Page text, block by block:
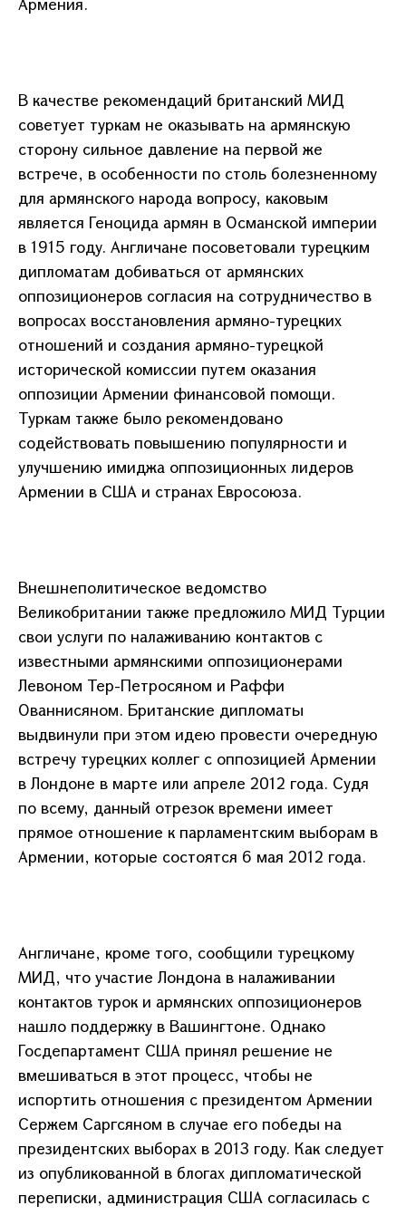
В качестве рекомендаций британский МИД
советует туркам не оказывать на армянскую
сторону сильное давление на первой же
встрече, в особенности по столь болезненному
для армянского народа вопросу, каковым
является Геноцида армян в Османской империи
в 1915 году. Англичане посоветовали турецким
дипломатам добиваться от армянских
оппозиционеров согласия на сотрудничество в
вопросах восстановления армяно-турецких
отношений и создания армяно-турецкой
исторической комиссии путем оказания
оппозиции Армении финансовой помощи.
Туркам также было рекомендовано
содействовать повышению популярности и
улучшению имиджа оппозиционных лидеров
Армении в США и странах Евросоюза.
Внешнеполитическое ведомство
Великобритании также предложило МИД Турции
свои услуги по налаживанию контактов с
известными армянскими оппозиционерами
Левоном Тер-Петросяном и Раффи
Ованнисяном. Британские дипломаты
выдвинули при этом идею провести очередную
встречу турецких коллег с оппозицией Армении
в Лондоне в марте или апреле 2012 года. Судя
по всему, данный отрезок времени имеет
прямое отношение к парламентским выборам в
Армении, которые состоятся 6 мая 2012 года.
Англичане, кроме того, сообщили турецкому
МИД, что участие Лондона в налаживании
контактов турок и армянских оппозиционеров
нашло поддержку в Вашингтоне. Однако
Госдепартамент США принял решение не
вмешиваться в этот процесс, чтобы не
испортить отношения с президентом Армении
Сержем Саргсяном в случае его победы на
президентских выборах в 2013 году. Как следует
из опубликованной в блогах дипломатической
переписки, администрация США согласилась с